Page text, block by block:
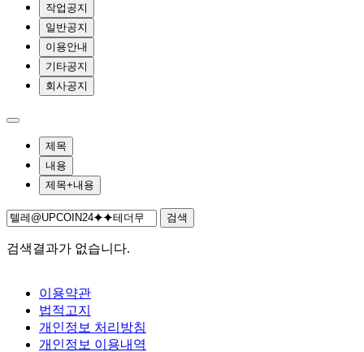
작업공지
일반공지
이용안내
기타공지
회사공지
제목
내용
제목+내용
검색
검색결과가 없습니다.
이용약관
법적고지
개인정보 처리방침
개인정보 이용내역